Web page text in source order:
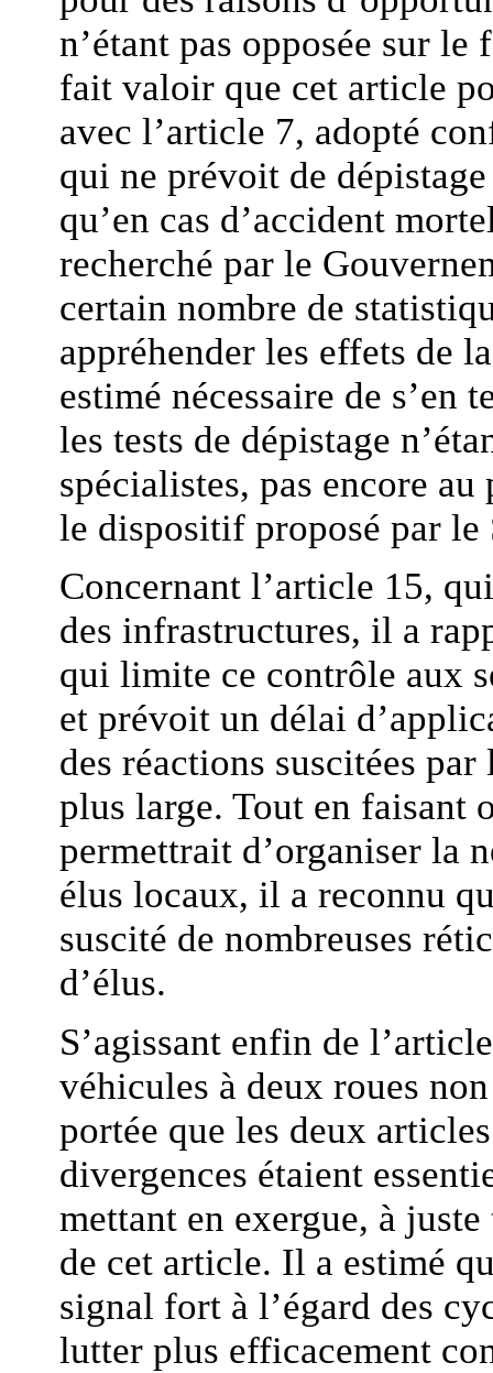
n’étant pas opposée sur
fait valoir que cet article
avec l’article 7, adopté
qui ne prévoit de
qu’en cas d’accident
recherché par le
certain nombre de
appréhender les effets de
estimé nécessaire de s’en
les tests de dépistage
spécialistes, pas encore
le dispositif proposé par le
Concernant l’article 15,
des infrastructures, il a
qui limite ce contrôle aux
et prévoit un délai
des réactions suscitées
plus large. Tout en faisant
permettrait d’organiser la
élus locaux, il a reconnu
suscité de nombreuses
d’élus.
S’agissant enfin de
véhicules à deux roues
portée que les deux
divergences étaient
mettant en exergue, à
de cet article. Il a estimé
signal fort à l’égard des
lutter plus efficacement